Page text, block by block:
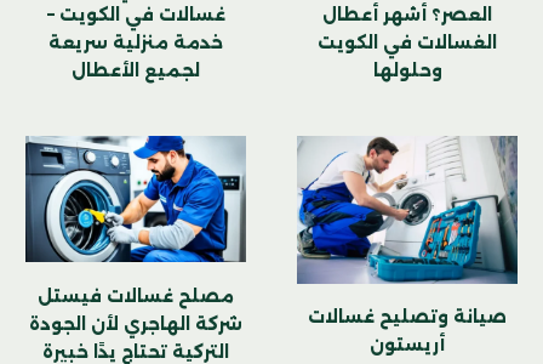
العصر؟ أشهر أعطال
الغسالات في الكويت
وحلولها
غسالات في الكويت –
خدمة منزلية سريعة
لجميع الأعطال
صيانة وتصليح غسالات
أريستون
مصلح غسالات فيستل
شركة الهاجري لأن الجودة
التركية تحتاج يدًا خبيرة